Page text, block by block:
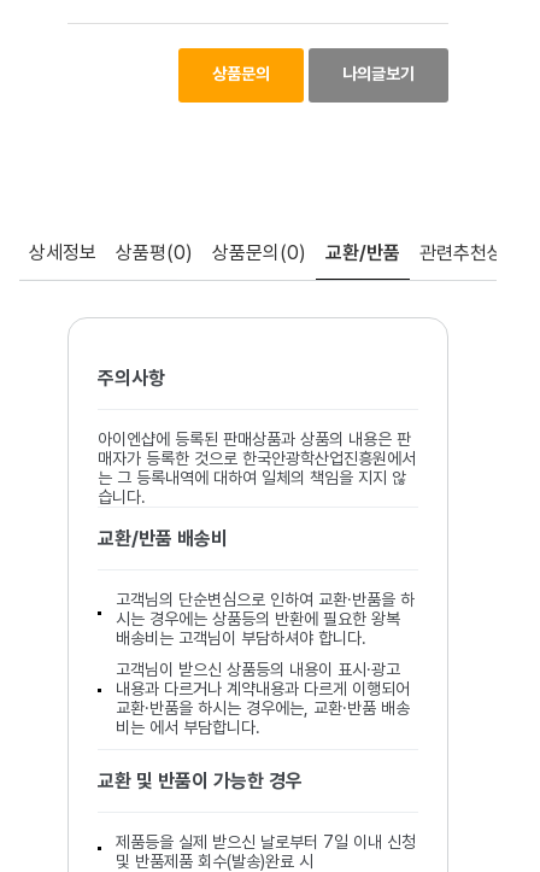
상품문의 나의글보기
상세정보 상품평(0) 상품문의 (0) 교환/반품 관련추천상품
주의사항
아이엔샵에 등록된 판매상품과 상품의 내용은 판
매자가 등록한 것으로 한국안광학산업진흥원에서
는 그 등록내역에 대하여 일체의 책임을 지지 않
습니다.
교환/반품 배송비
고객님의 단순변심으로 인하여 교환·반품을 하
시는 경우에는 상품등의 반환에 필요한 왕복
배송비는 고객님이 부담하셔야 합니다.
고객님이 받으신 상품등의 내용이 표시·광고
내용과 다르거나 계약내용과 다르게 이행되어
교환·반품을 하시는 경우에는, 교환·반품 배송
비는 에서 부담합니다.
교환 및 반품이 가능한 경우
제품등을 실제 받으신 날로부터 7일 이내 신청
및 반품제품 회수(발송)완료 시